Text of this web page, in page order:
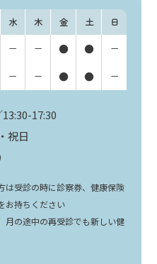
水 木 金 土 日
ー ー ● ●
ー
ー ー ● ● ー
17:30
祝日
受診の時に診察券、健康保険
お持ちください
の途中の再受診でも新しい健